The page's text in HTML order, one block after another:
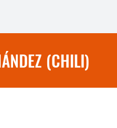
(CHILI)